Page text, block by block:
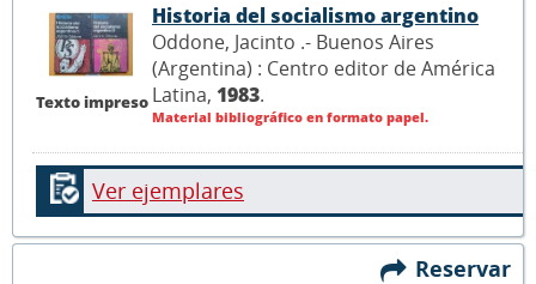
Texto impreso
Historia del socialismo argentino
Oddone, Jacinto .- Buenos Aires
(Argentina) : Centro editor de América
Latina, 1983.
Material bibliográfico en formato papel.
Ver ejemplares
Reservar